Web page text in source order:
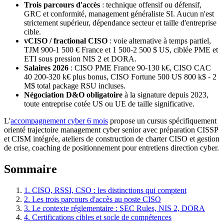
Trois parcours d'accès : technique offensif ou défensif,
GRC et conformité, management généraliste SI. Aucun n'est
strictement supérieur, dépendance secteur et taille d'entreprise
cible.
vCISO / fractional CISO : voie alternative à temps partiel,
TJM 900-1 500 € France et 1 500-2 500 $ US, ciblée PME et
ETI sous pression NIS 2 et DORA.
Salaires 2026 : CISO PME France 90-130 k€, CISO CAC
40 200-320 k€ plus bonus, CISO Fortune 500 US 800 k$ - 2
M$ total package RSU incluses.
Négociation D&O obligatoire à la signature depuis 2023,
toute entreprise cotée US ou UE de taille significative.
L'accompagnement cyber 6 mois propose un cursus spécifiquement
orienté trajectoire management cyber senior avec préparation CISSP
et CISM intégrée, ateliers de construction de charter CISO et gestion
de crise, coaching de positionnement pour entretiens direction cyber.
Sommaire
1. CISO, RSSI, CSO : les distinctions qui comptent
2. Les trois parcours d'accès au poste CISO
3. Le contexte réglementaire : SEC Rules, NIS 2, DORA
4. Certifications cibles et socle de compétences